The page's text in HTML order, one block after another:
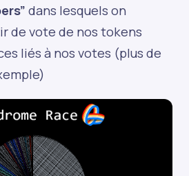
dans lesquels on
de vote de nos tokens
liés à nos votes (plus de